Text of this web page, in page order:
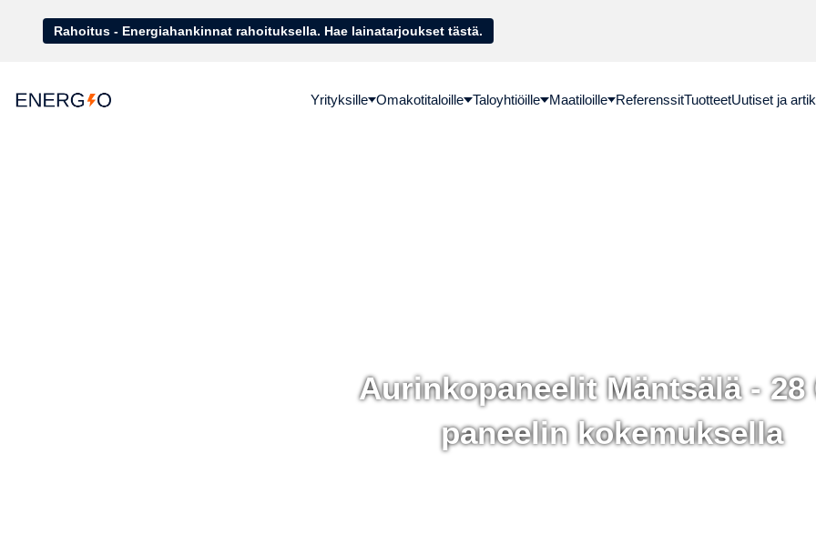
Rahoitus - Energiahankinnat rahoituksella. Hae lainatarjoukset tästä.
Yrityksille Omakotitaloille Taloyhtiöille Maatiloille ReferenssitTuotteetUutiset ja
Aurinkopaneelit Mäntsälä - 28
paneelin kokemuksella